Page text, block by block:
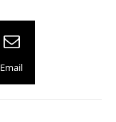
Email